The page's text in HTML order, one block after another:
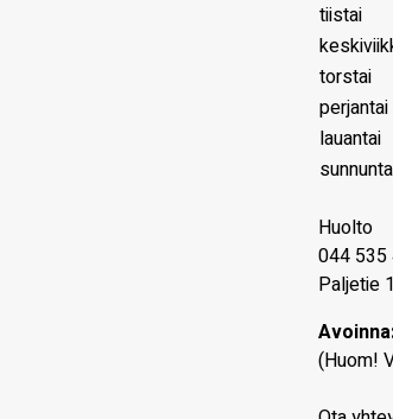
tiistai
torstai
perjantai
lauantai
Huolto
044 535
Paljetie
(Huom!